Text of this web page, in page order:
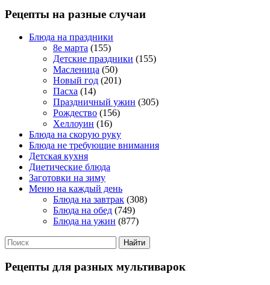
Рецепты на разные случаи
Блюда на праздники
8е марта (155)
Детские праздники (155)
Масленица (50)
Новый год (201)
Пасха (14)
Праздничный ужин (305)
Рождество (156)
Хеллоуин (16)
Блюда на скорую руку
Блюда не требующие внимания
Детская кухня
Диетические блюда
Заготовки на зиму
Меню на каждый день
Блюда на завтрак (308)
Блюда на обед (749)
Блюда на ужин (877)
Рецепты для разных мультиварок